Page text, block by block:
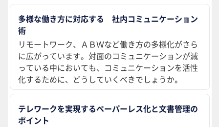
多様な働き方に対応する 社内コミュニケーション
術
リモートワーク、ＡＢＷなど働き方の多様化がさら
に広がっています。対面のコミュニケーションが減
っている中においても、コミュニケーションを活性
化するために、どうしていくべきでしょうか。
テレワークを実現するペーパーレス化と文書管理の
ポイント